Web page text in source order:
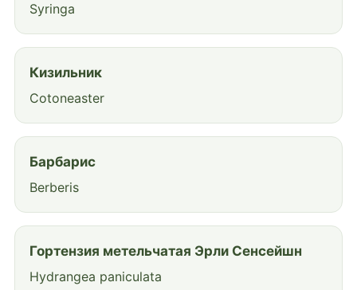
Syringa
Кизильник
Cotoneaster
Барбарис
Berberis
Гортензия метельчатая Эрли Сенсейшн
Hydrangea paniculata